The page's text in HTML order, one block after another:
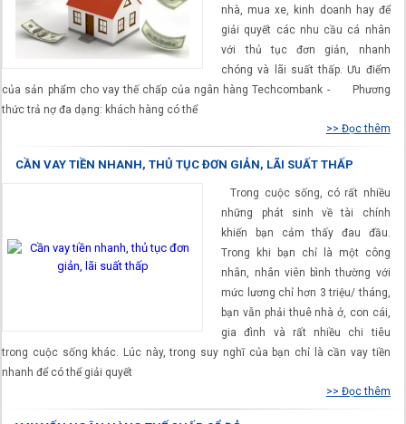
nhà, mua xe, kinh doanh hay để
giải quyết các nhu cầu cá nhân
với thủ tục đơn giản, nhanh
chóng và lãi suất thấp. Ưu điểm
của sản phẩm cho vay thế chấp của ngân hàng Techcombank - Phương
thức trả nợ đa dạng: khách hàng có thể
>> Đọc thêm
CẦN VAY TIỀN NHANH, THỦ TỤC ĐƠN GIẢN, LÃI SUẤT THẤP
Trong cuộc sống, có rất nhiều
những phát sinh về tài chính
khiến bạn cảm thấy đau đầu.
Trong khi bạn chỉ là một công
nhân, nhân viên bình thường với
mức lương chỉ hơn 3 triệu/ tháng,
bạn vẫn phải thuê nhà ở, con cái,
gia đình và rất nhiều chi tiêu
trong cuộc sống khác. Lúc này, trong suy nghĩ của bạn chỉ là cần vay tiền
nhanh để có thể giải quyết
>> Đọc thêm